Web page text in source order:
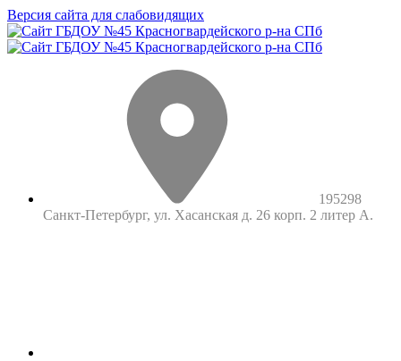
Версия сайта для слабовидящих
195298
Санкт-Петербург, ул. Хасанская д. 26 корп. 2 литер А.